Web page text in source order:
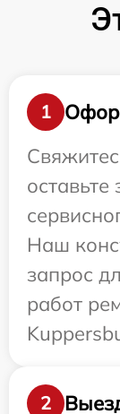
1
оставьте
Наш
запрос
работ
2